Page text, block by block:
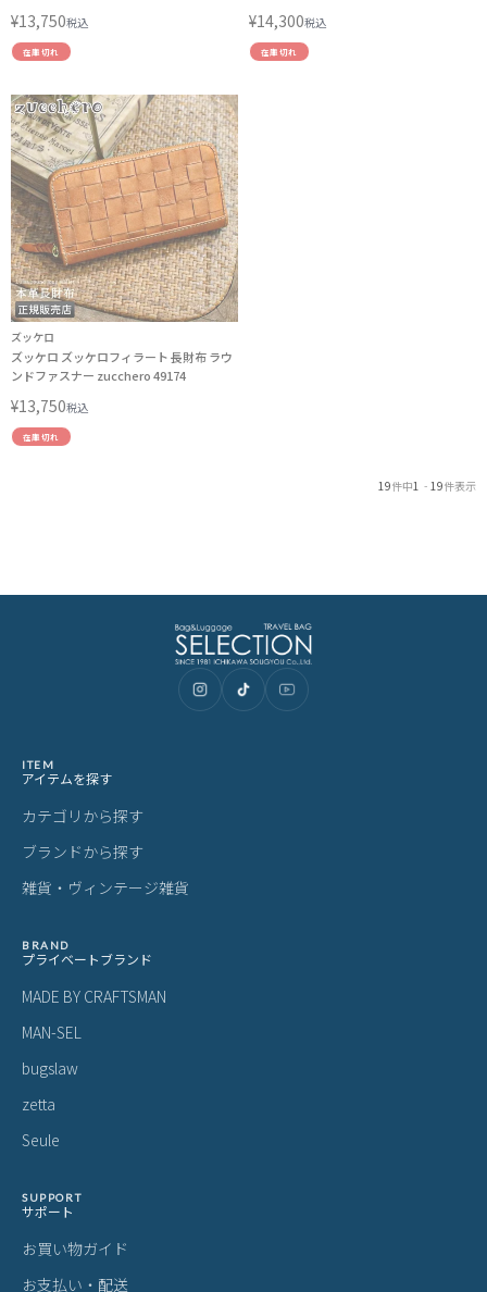
¥13,750税込
在庫切れ
¥14,300税込
在庫切れ
ズッケロ
ズッケロ ズッケロフィラート 長財布 ラウ
ンドファスナー zucchero 49174
¥13,750税込
在庫切れ
19件中1 - 19件表示
ITEM
アイテムを探す
カテゴリから探す
ブランドから探す
雑貨・ヴィンテージ雑貨
BRAND
プライベートブランド
MADE BY CRAFTSMAN
MAN-SEL
bugslaw
zetta
Seule
SUPPORT
サポート
お買い物ガイド
お支払い・配送